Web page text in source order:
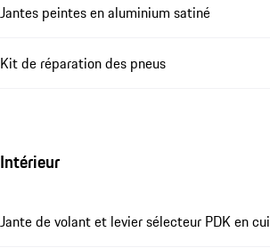
Jantes peintes en aluminium satiné
Kit de réparation des pneus
Intérieur
Jante de volant et levier sélecteur PDK en